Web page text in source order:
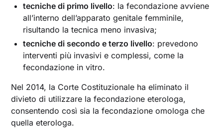
tecniche di primo livello: la fecondazione avviene
all’interno dell’apparato genitale femminile,
risultando la tecnica meno invasiva;
tecniche di secondo e terzo livello: prevedono
interventi più invasivi e complessi, come la
fecondazione in vitro.
Nel 2014, la Corte Costituzionale ha eliminato il
divieto di utilizzare la fecondazione eterologa,
consentendo così sia la fecondazione omologa che
quella eterologa.